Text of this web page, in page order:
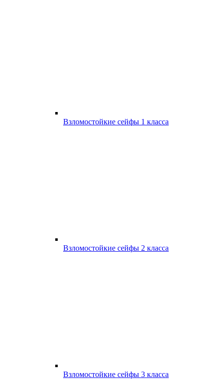
Взломостойкие сейфы 1 класса
Взломостойкие сейфы 2 класса
Взломостойкие сейфы 3 класса